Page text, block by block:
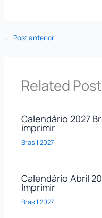
← Post anterior
Related
Calendário 2027
imprimir
Brasil 2027
Calendário Abril
Imprimir
Brasil 2027